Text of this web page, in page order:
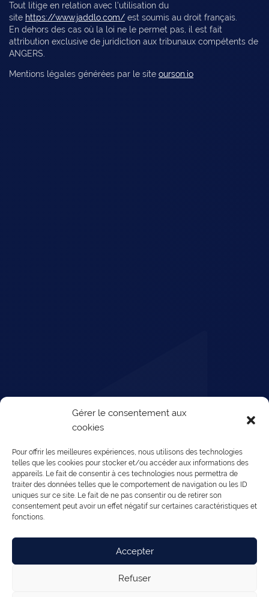
Gérer le consentement aux
cookies
Pour offrir les meilleures expériences, nous utilisons des technologies
telles que les cookies pour stocker et/ou accéder aux informations des
appareils. Le fait de consentir à ces technologies nous permettra de
traiter des données telles que le comportement de navigation ou les ID
uniques sur ce site. Le fait de ne pas consentir ou de retirer son
consentement peut avoir un effet négatif sur certaines caractéristiques et
fonctions.
Accepter
Refuser
Tout litige en relation avec l’utilisation du
site https://www.jaddlo.com/ est soumis au droit français.
En dehors des cas où la loi ne le permet pas, il est fait
attribution exclusive de juridiction aux tribunaux compétents de
ANGERS.
Mentions légales générées par le site ourson.io